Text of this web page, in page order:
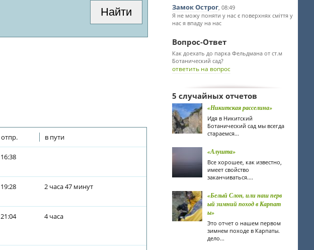
отпр. в пути
16:38
19:28 2 часа 47 минут
21:04 4 часа
Замок Острог, 08:49
Я не можу поняти у нас є поверхнях сміття у
нас я впаду на нас
Вопрос-Ответ
Как доехать до парка Фельдмана от ст.м
Ботанический сад?
ответить на вопрос
5 случайных отчетов
«Никитская расселина»
Идя в Никитский
Ботанический сад мы всегда
стараемся...
«Алушта»
Все хорошее, как известно,
имеет свойство
заканчиваться....
«Белый Слон, или наш перв
ый зимний поход в Карпат
ы»
Это отчет о нашем первом
зимнем походе в Карпаты.
дело...